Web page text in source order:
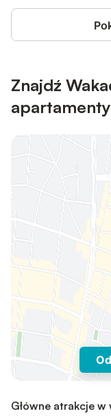
Znajdź
Główne atrakcje